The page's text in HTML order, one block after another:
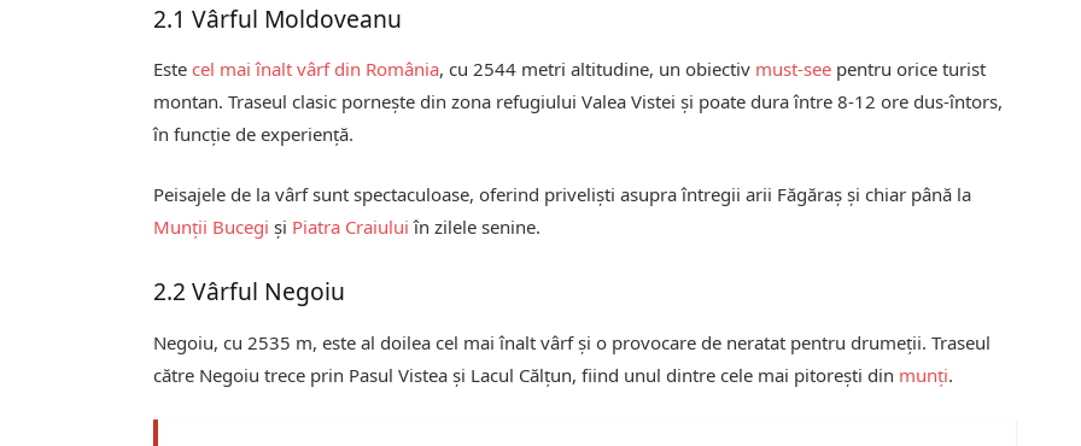
2.1 Vârful Moldoveanu
Este cel mai înalt vârf din România, cu 2544 metri altitudine, un obiectiv must-see pentru orice turist
montan. Traseul clasic pornește din zona refugiului Valea Vistei și poate dura între 8-12 ore dus-întors,
în funcție de experiență.
Peisajele de la vârf sunt spectaculoase, oferind priveliști asupra întregii arii Făgăraș și chiar până la
Munții Bucegi și Piatra Craiului în zilele senine.
2.2 Vârful Negoiu
Negoiu, cu 2535 m, este al doilea cel mai înalt vârf și o provocare de neratat pentru drumeții. Traseul
către Negoiu trece prin Pasul Vistea și Lacul Călțun, fiind unul dintre cele mai pitorești din munți.